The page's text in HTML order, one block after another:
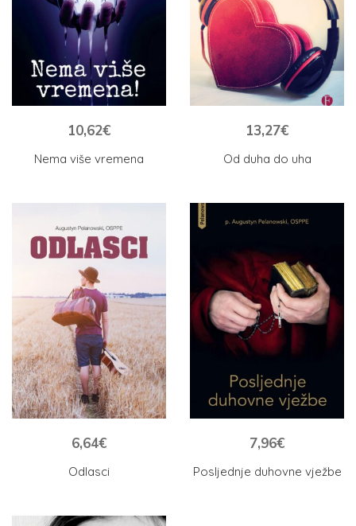
Nema više vremena
10,62€
Od duha do uha
13,27€
Odlasci
6,64€
Posljednje duhovne vježbe
7,96€